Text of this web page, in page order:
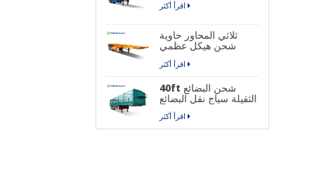
اقرأ أكثر
ثلاثي المحاور حاوية
شحن هيكل عظمي
نصف مقطورة
اقرأ أكثر
40ft شحن البضائع
الثقيلة سياج نقل البضائع
نصف مقطورة
اقرأ أكثر